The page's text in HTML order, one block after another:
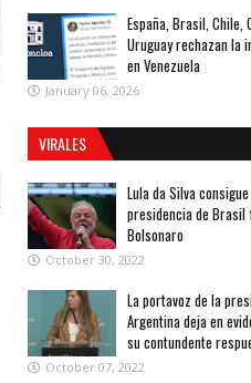
España, Brasil, Chile,
Uruguay rechazan la
en Venezuela
January 06, 2026
VIRALES
Lula da Silva
presidencia de
Bolsonaro
October 30, 2022
La portavoz de la
Argentina deja en
su contundente
October 07, 2022